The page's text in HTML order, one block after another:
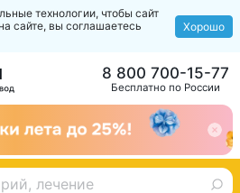
технологии, чтобы сайт
сайте, вы соглашаетесь
Хорошо
Бесплатно по России
8 800 700-15-77